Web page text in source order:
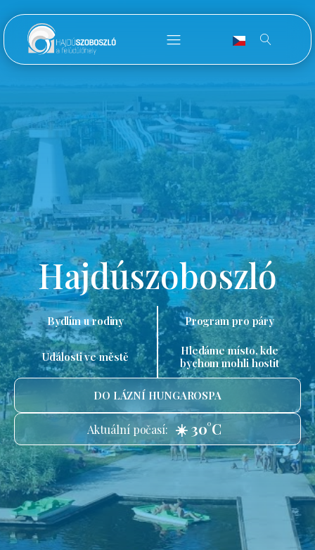
Hajdúszoboszló
Bydlím u rodiny Program pro páry
Události ve městě
Hledáme místo, kde
bychom mohli hostit
DO LÁZNÍ HUNGAROSPA
Aktuální počasí: ☀️ 30°C